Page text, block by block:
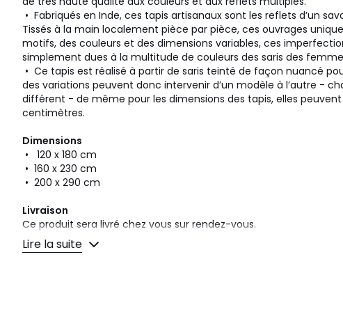
• Fabriqués en Inde, ces tapis artisanaux sont les reflets d’un
Tissés à la main localement pièce par pièce, ces ouvrages
motifs, des couleurs et des dimensions variables, ces
simplement dues à la multitude de couleurs des saris des
• Ce tapis est réalisé à partir de saris teinté de façon nuancé
des variations peuvent donc intervenir d’un modèle à l’autre -
différent - de même pour les dimensions des tapis, elles peuvent
centimètres.
Dimensions
• 120 x 180 cm
• 160 x 230 cm
• 200 x 290 cm
Livraison
Ce produit sera livré chez vous sur rendez-vous.
Couleurs Ocre/Céladon
Lire la suite